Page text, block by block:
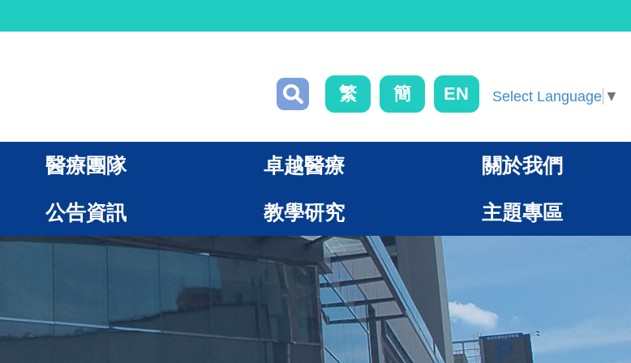
繁 簡 EN Select Language ▼
醫療團隊 卓越醫療 關於我們
公告資訊 教學研究 主題專區